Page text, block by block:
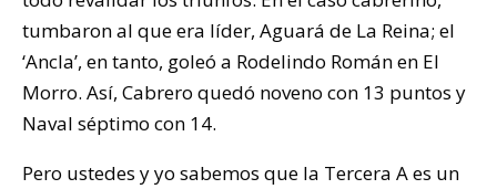
tumbaron al que era líder, Aguará de La Reina; el
‘Ancla’, en tanto, goleó a Rodelindo Román en El
Morro. Así, Cabrero quedó noveno con 13 puntos y
Naval séptimo con 14.
Pero ustedes y yo sabemos que la Tercera A es un